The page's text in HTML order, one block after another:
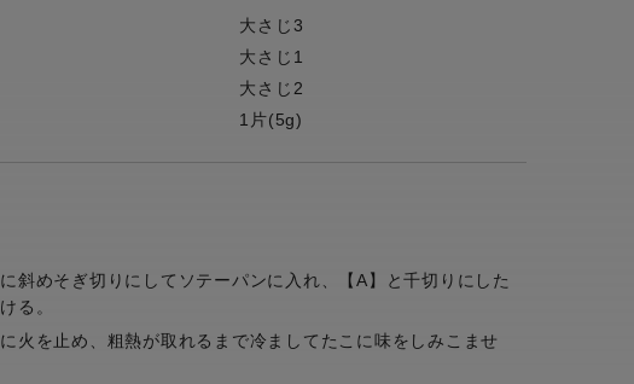
大さじ3
大さじ1
大さじ2
1片(5g)
斜めそぎ切りにしてソテーパンに入れ、【A】と千切りにした
る。
火を止め、粗熱が取れるまで冷ましてたこに味をしみこませ